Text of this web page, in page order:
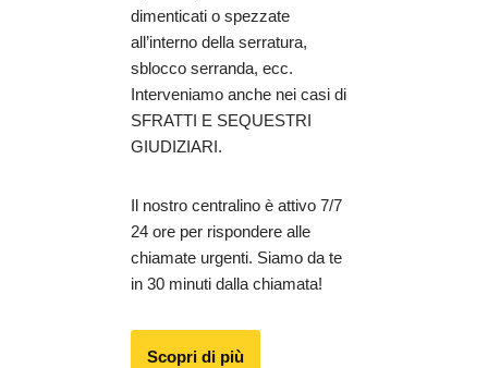
dimenticati o spezzate
all’interno della serratura,
sblocco serranda, ecc.
Interveniamo anche nei casi di
SFRATTI E SEQUESTRI
GIUDIZIARI.
Il nostro centralino è attivo 7/7
24 ore per rispondere alle
chiamate urgenti. Siamo da te
in 30 minuti dalla chiamata!
Scopri di più